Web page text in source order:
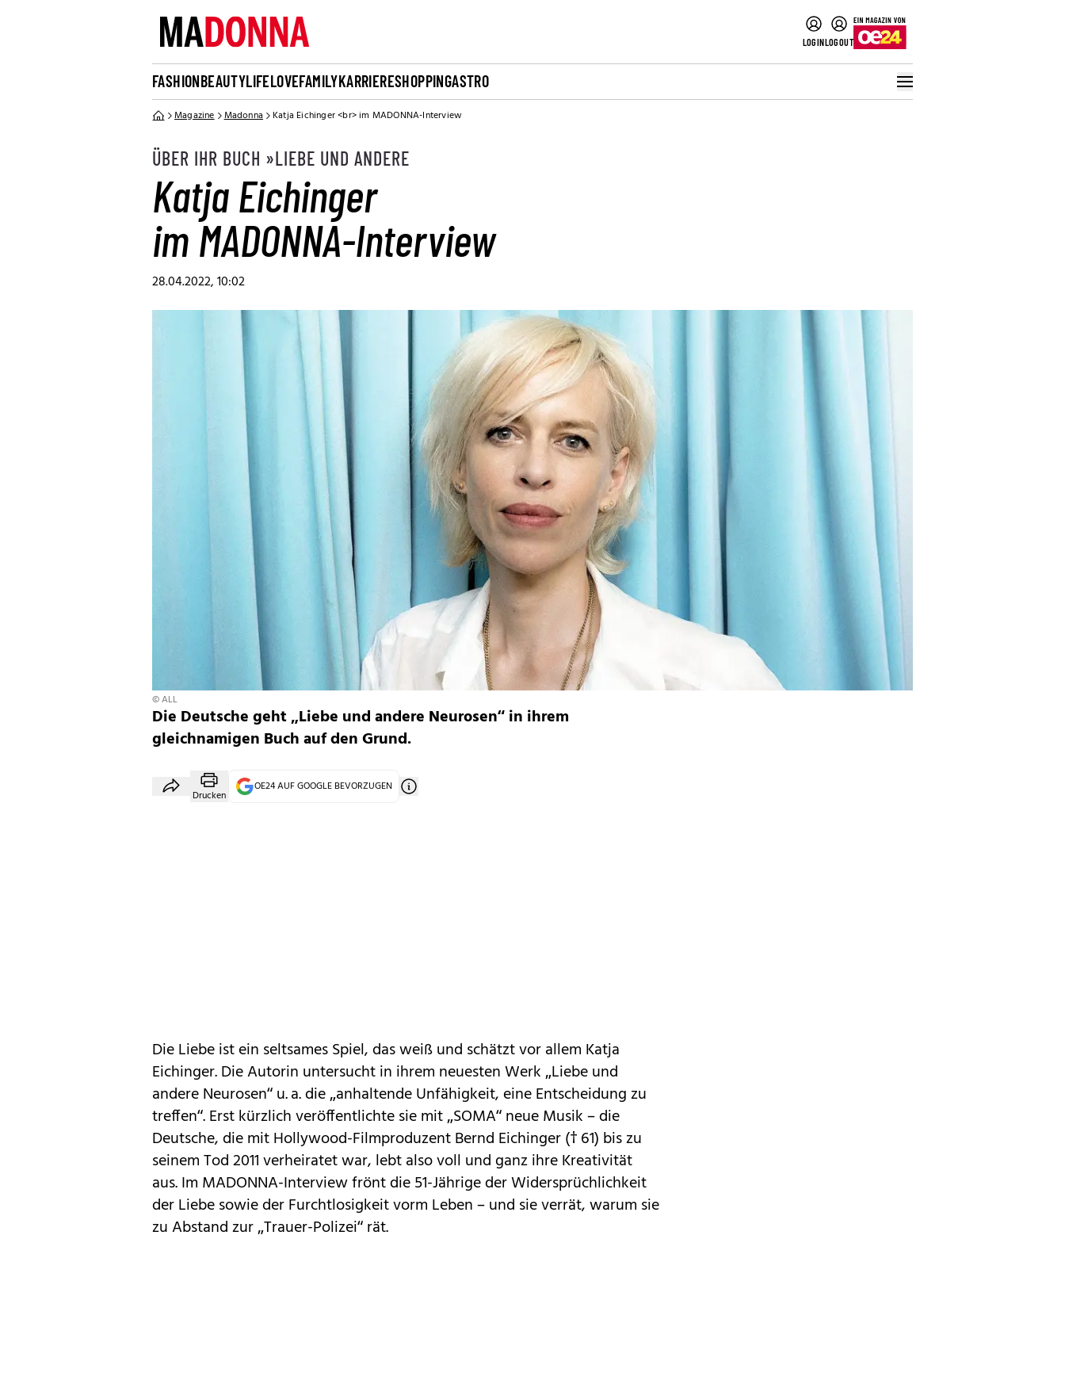
LOGINLOGOUT
FASHIONBEAUTYLIFELOVEFAMILYKARRIERESHOPPINGASTRO
Magazine Madonna Katja Eichinger <br> im MADONNA-Interview
ÜBER IHR BUCH »LIEBE UND ANDERE
Katja Eichinger
im MADONNA-Interview
28.04.2022, 10:02
© ALL
Die Deutsche geht „Liebe und andere Neurosen“ in ihrem
gleichnamigen Buch auf den Grund.
Drucken
OE24 AUF GOOGLE BEVORZUGEN
Die Liebe ist ein seltsames Spiel, das weiß und schätzt vor allem Katja
Eichinger. Die Autorin untersucht in ihrem neuesten Werk „Liebe und
andere Neurosen“ u. a. die „anhaltende Unfähigkeit, eine Entscheidung zu
treffen“. Erst kürzlich veröffentlichte sie mit „SOMA“ neue Musik – die
Deutsche, die mit Hollywood-Filmproduzent Bernd Eichinger († 61) bis zu
seinem Tod 2011 verheiratet war, lebt also voll und ganz ihre Kreativität
aus. Im MADONNA-Interview frönt die 51-Jährige der Widersprüchlichkeit
der Liebe sowie der Furchtlosigkeit vorm Leben – und sie verrät, warum sie
zu Abstand zur „Trauer-Polizei“ rät.